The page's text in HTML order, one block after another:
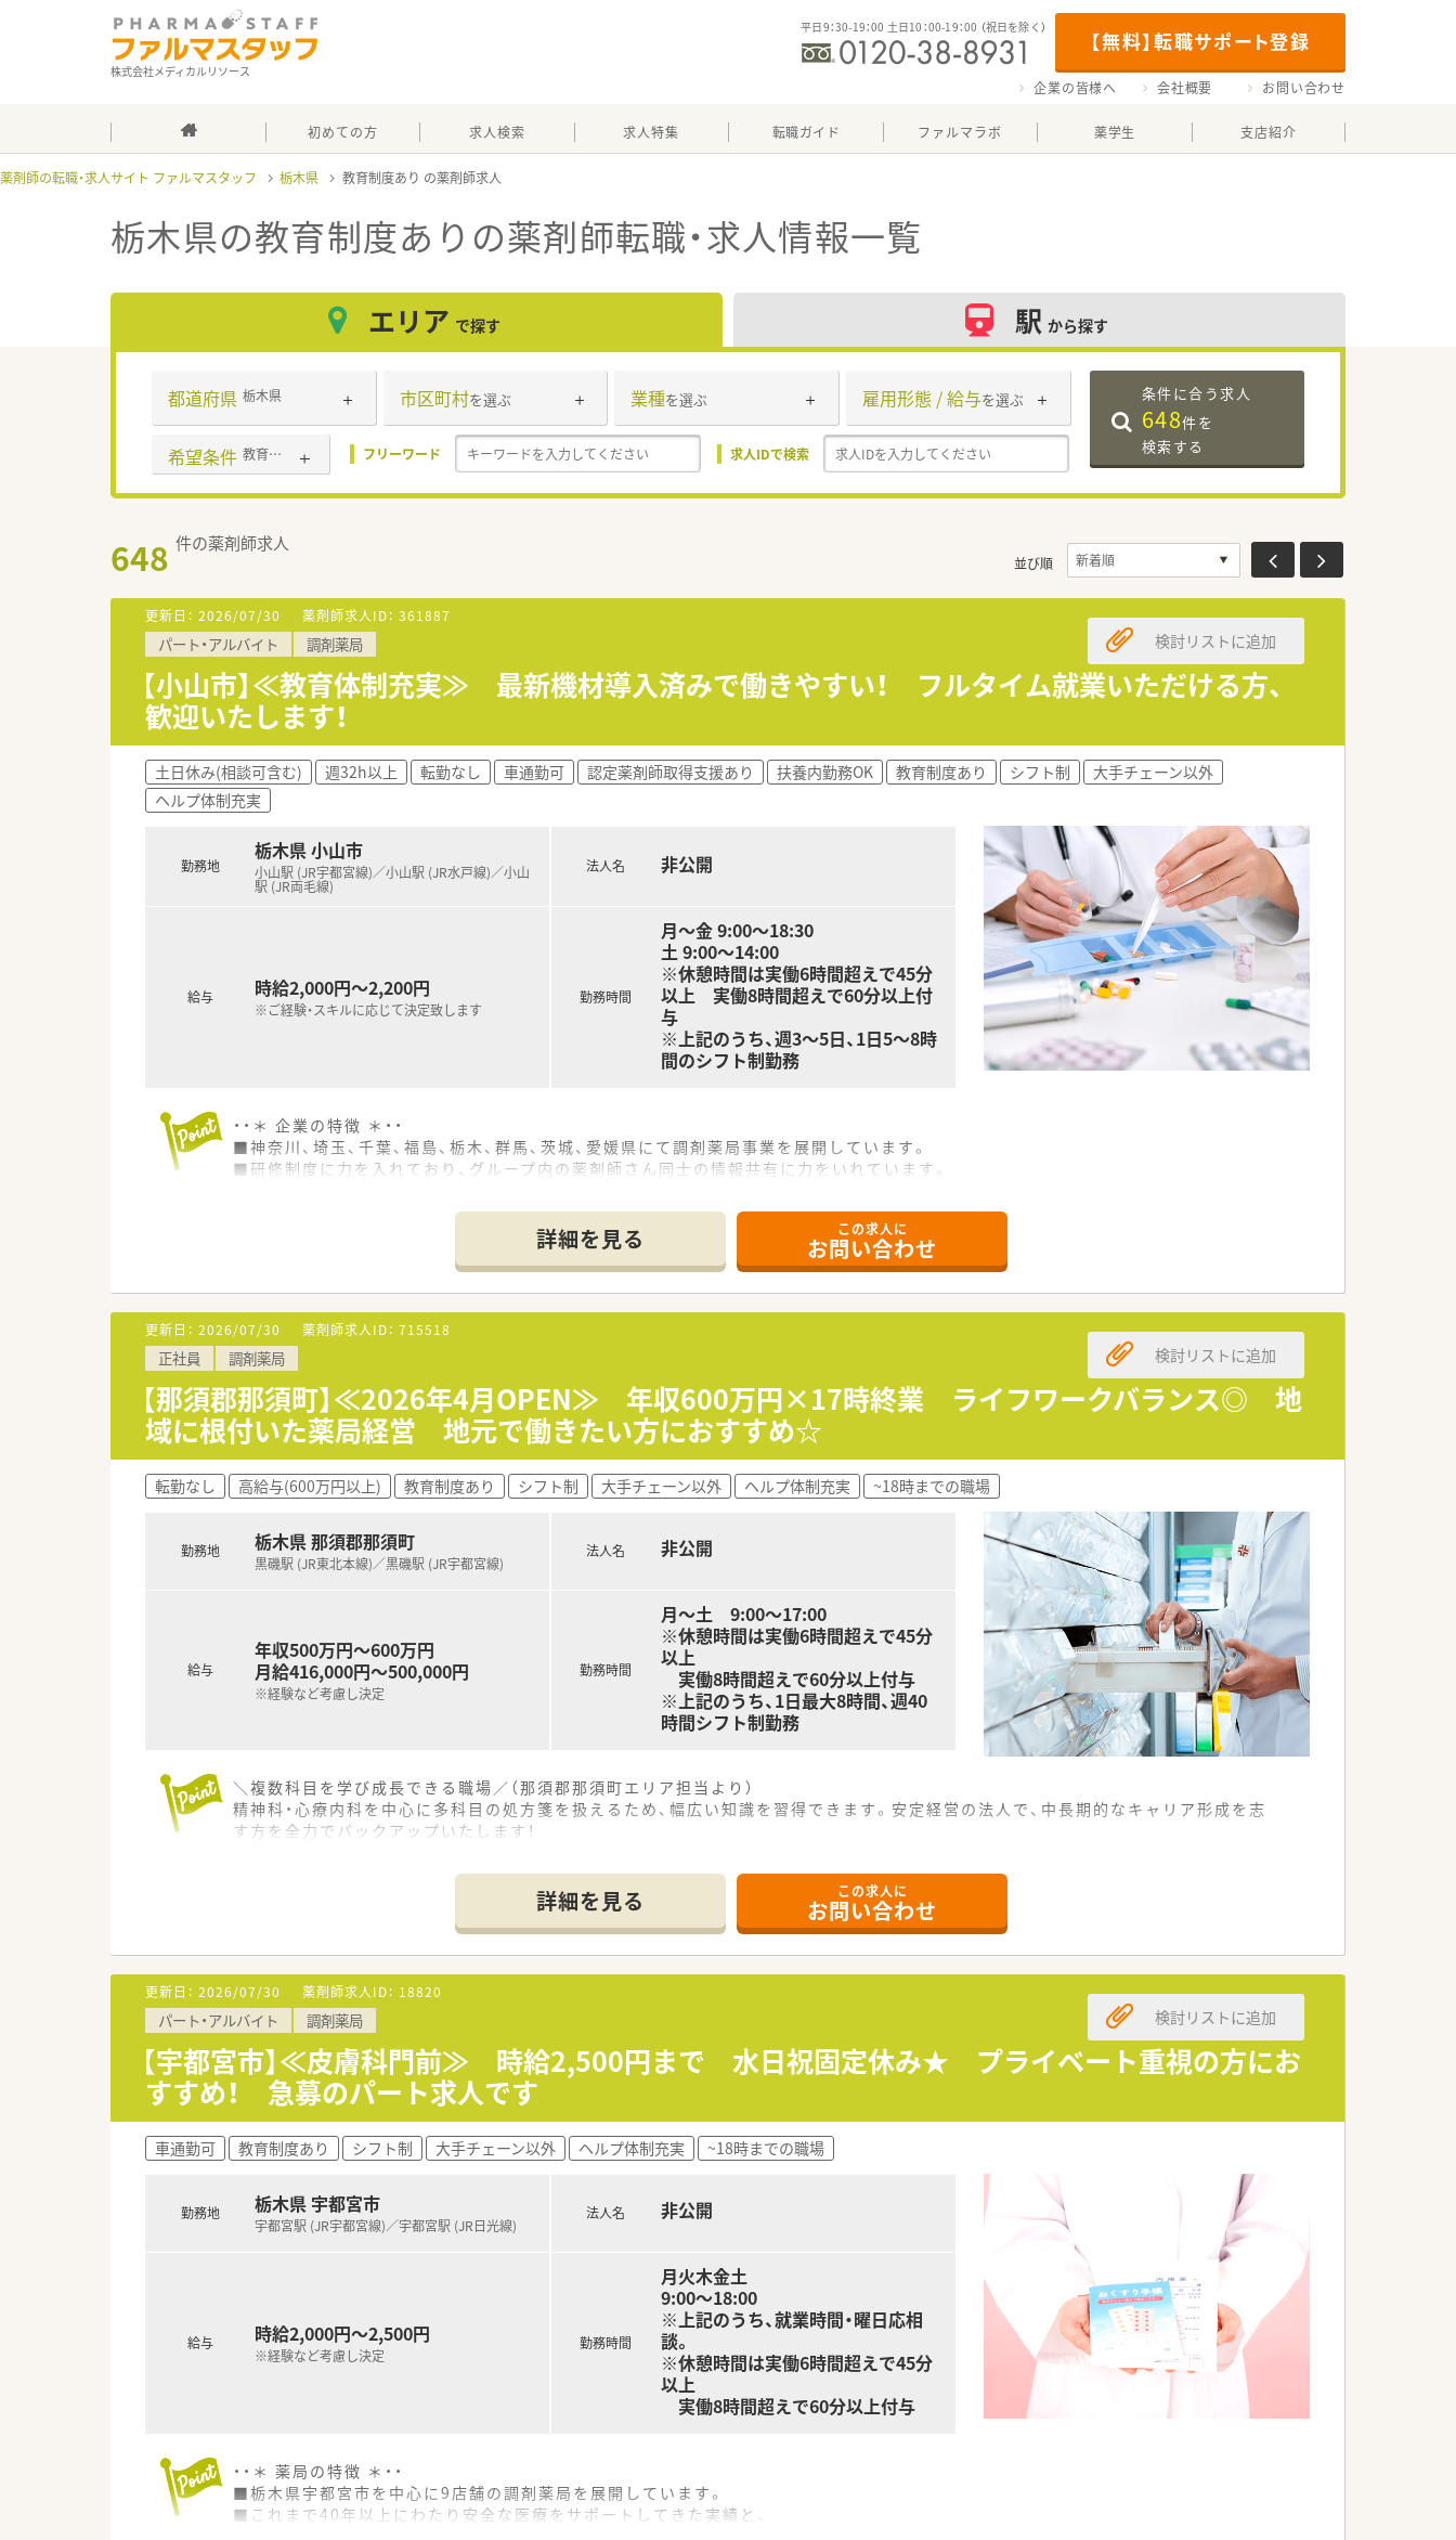
株式会社メディカルリソース
【無料】転職サポート登録
平日9：30-19：00 土日10：00-19：00 （祝日を除く）
企業の皆様へ 会社概要 お問い合わせ
初めての方 求人検索 求人特集 転職ガイド ファルマラボ 薬学生 支店紹介
薬剤師の転職・求人サイト ファルマスタッフ 栃木県 教育制度あり
栃木県の教育制度あり の薬剤師転職・求人情報一覧
エリア で探す 駅 から探す
都道府県 栃木県 市区町村を選ぶ 業種を選ぶ 雇用形態 / 給与を選ぶ
希望条件 教育制度あり フリーワード 求人IDで検索
条件に合う求人
648件を
検索する
648 件の薬剤師求人
並び順
更新日： 2026/07/30 薬剤師求人ID： 361887
パート・アルバイト 調剤薬局
【小山市】≪教育体制充実≫ 最新機材導入済みで働きやすい！ フルタイム就業いただける方、
歓迎いたします！
検討リストに追加
土日休み(相談可含む) 週32h以上 転勤なし 車通勤可 認定薬剤師取得支援あり 扶養内勤務OK 教育制度あり シフト制
大手チェーン以外
ヘルプ体制充実
勤務地
栃木県 小山市
小山駅 (JR宇都宮線)／小山駅 (JR水戸線)／小山
駅 (JR両毛線)
給与 時給2,000円～2,200円
※ご経験・スキルに応じて決定致します
法人名 非公開
勤務時間
月～金 9:00～18:30
土 9:00～14:00
※休憩時間は実働6時間超えで45分
以上 実働8時間超えで60分以上付
与
※上記のうち、週3～5日、1日5～8時
間のシフト制勤務
・・＊ 企業の特徴 ＊・・
■神奈川、埼玉、千葉、福島、栃木、群馬、茨城、愛媛県にて調剤薬局事業を展開しています。
■研修制度に力を入れており、グループ内の薬剤師さん同士の情報共有に力をいれています。
詳細を見る この求人に
お問い合わせ
更新日： 2026/07/30 薬剤師求人ID： 715518
正社員 調剤薬局
【那須郡那須町】≪2026年4月OPEN≫ 年収600万円×17時終業 ライフワークバランス◎ 地
域に根付いた薬局経営 地元で働きたい方におすすめ☆
検討リストに追加
転勤なし 高給与(600万円以上) 教育制度あり シフト制 大手チェーン以外 ヘルプ体制充実 ~18時までの職場
勤務地 栃木県 那須郡那須町
黒磯駅 (JR東北本線)／黒磯駅 (JR宇都宮線)
給与
年収500万円～600万円
月給416,000円～500,000円
※経験など考慮し決定
法人名 非公開
勤務時間
月～土 9:00～17:00
※休憩時間は実働6時間超えで45分
以上
実働8時間超えで60分以上付与
※上記のうち、1日最大8時間、週40
時間シフト制勤務
＼複数科目を学び成長できる職場／（那須郡那須町エリア担当より）
精神科・心療内科を中心に多科目の処方箋を扱えるため、幅広い知識を習得できます。安定経営の法人で、中長期的なキャリア形成を志
す方を全力でバックアップいたします！
■JR東北本線の黒磯駅から車で6分ほどの場所に位置しており、通勤の利便性が非常に高い調剤薬局です。
■隣接する那須高原病院から、精神科・心療内科をはじめとする多岐にわたる科目の処方箋を応需しています。
■内科や呼吸器内科など専門性の高い処方にも触れることができ、薬剤師として幅広い知見を養えます。
【募集背景と求める人物像について】
■今回は新店開設に伴う募集となっており、地域の方々に信頼される薬局を支えてくれる方を求めています。
■患者様一人ひとりに寄り添った丁寧な服薬指導を心がけ、明るい笑顔で対応できる方を歓迎いたします。
■チームワークを大切にしながら、周囲のスタッフと協力して円滑に業務を進められる方が理想的です。
【法人特徴について】
■栃木県を中心に東京や福島など広域に店舗を展開しており、非常に安定した経営基盤を誇る法人です。
■調剤薬局の運営以外にも多角的な事業を展開しており、社会貢献や地域貢献にも積極的に取り組んでいます。
■地域密着型のかかりつけ薬局として、患者様から高い信頼を得ている点がこの法人の大きな強みです。
【求人情報について】
■経験やスキルを十分に考慮した上で決定されるため、これまでのキャリアを活かして高年収を目指せます。
■昇給制度も整っており、個人の頑張りや業績がしっかりと給与に反映される納得感のある仕組みです。
詳細を見る この求人に
お問い合わせ
更新日： 2026/07/30 薬剤師求人ID： 18820
パート・アルバイト 調剤薬局
【宇都宮市】≪皮膚科門前≫ 時給2,500円まで 水日祝固定休み★ プライベート重視の方にお
すすめ！ 急募のパート求人です
検討リストに追加
車通勤可 教育制度あり シフト制 大手チェーン以外 ヘルプ体制充実 ~18時までの職場
勤務地 栃木県 宇都宮市
宇都宮駅 (JR宇都宮線)／宇都宮駅 (JR日光線)
給与 時給2,000円～2,500円
※経験など考慮し決定
法人名 非公開
勤務時間
月火木金土
9:00～18:00
※上記のうち、就業時間・曜日応相
談。
※休憩時間は実働6時間超えで45分
以上
実働8時間超えで60分以上付与
・・＊ 薬局の特徴 ＊・・
■栃木県宇都宮市を中心に9店舗の調剤薬局を展開しています。
■これまで40年以上にわたり安全な医療をサポートしてきた実績と、